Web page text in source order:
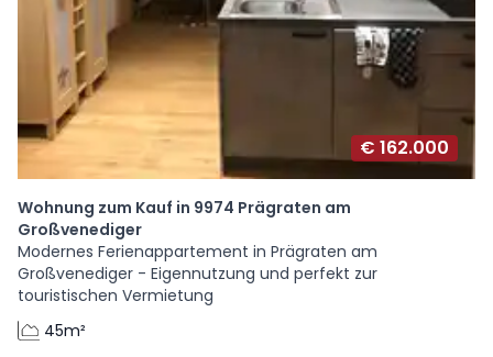
€ 162.000
Wohnung zum Kauf in 9974 Prägraten am
Großvenediger
Modernes Ferienappartement in Prägraten am
Großvenediger - Eigennutzung und perfekt zur
touristischen Vermietung
45m²